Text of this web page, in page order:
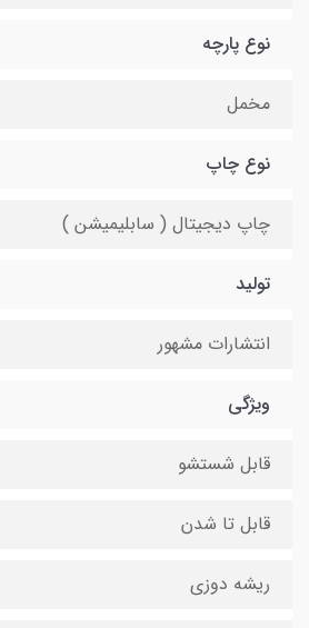
نوع پارچه
مخمل
نوع چاپ
چاپ دیجیتال ( سابلیمیشن )
تولید
انتشارات مشهور
ویژگی
قابل شستشو
قابل تا شدن
ریشه دوزی